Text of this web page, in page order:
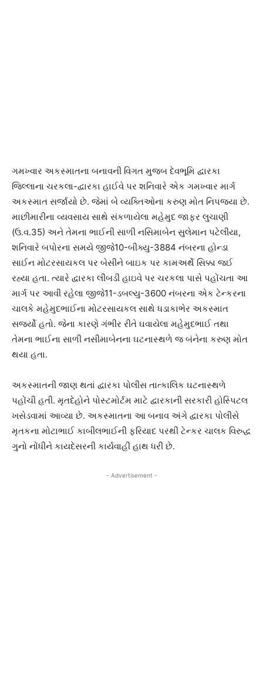
ગમખ્વાર અકસ્માતના બનાવની વિગત મુજબ દેવભૂમિ દ્વારકા
જિલ્લાના ચરકલા-દ્વારકા હાઈવે પર શનિવારે એક ગમખ્વાર માર્ગ
અકસ્માત સર્જાયો છે. જેમાં બે વ્યક્તિઓના કરુણ મોત નિપજ્યા છે.
માછીમારીના વ્યવસાય સાથે સંકળાયેલા મહેમુદ જાફર લુચાણી
(ઉ.વ.35) અને તેમના ભાઈની સાળી નસિમાબેન સુલેમાન પટેલીયા,
શનિવારે બપોરના સમયે જીજે10-બીક્યુ-3884 નંબરના હોન્ડા
સાઈન મોટરસાયકલ પર બેસીને બાઇક પર કામઅર્થે સિક્કા જઈ
રહ્યા હતા. ત્યારે દ્વારકા લીંબડી હાઇવે પર ચરકલા પાસે પહોંચતા આ
માર્ગ પર આવી રહેલા જીજે11-ડબલ્યુ-3600 નંબરના એક ટેન્કરના
ચાલકે મહેમુદભાઈના મોટરસાયકલ સાથે ધડાકાભેર અકસ્માત
સર્જ્યો હતો. જેના કારણે ગંભીર રીતે ઘવાયેલા મહેમુદભાઈ તથા
તેમના ભાઈના સાળી નસીમાબેનના ઘટનાસ્થળે જ બંનેના કરુણ મોત
થયા હતા.
અકસ્માતની જાણ થતાં દ્વારકા પોલીસ તાત્કાલિક ઘટનાસ્થળે
પહોંચી હતી. મૃતદેહોને પોસ્ટમોર્ટમ માટે દ્વારકાની સરકારી હોસ્પિટલ
ખસેડવામાં આવ્યા છે. અકસ્માતના આ બનાવ અંગે દ્વારકા પોલીસે
મૃતકના મોટાભાઈ કાબીલભાઈની ફરિયાદ પરથી ટેન્કર ચાલક વિરુદ્ધ
ગુનો નોંધીને કાયદેસરની કાર્યવાહી હાથ ધરી છે.
- Advertisement -